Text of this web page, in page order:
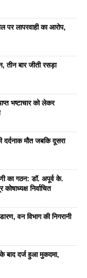
पर लापरवाही का आरोप,
तीन बार जीती रसड़ा
भष्टाचार को लेकर
मौत जबकि दूसरा
का गठन: डॉ. अपूर्व के.
निर्वाचित
वन विभाग की निगरानी
बाद दर्ज हुआ मुकदमा,